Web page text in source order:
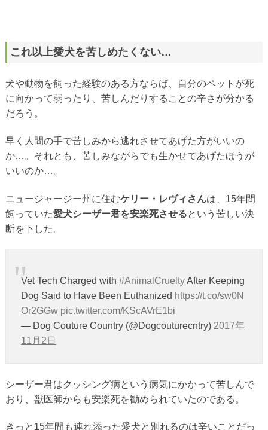
これ以上愛犬を苦しめたくない…
犬や動物を飼った経験のある方ならば、自分のペットが死
に向かって弱ったり、苦しんだりすることの辛さが分かる
だろう。
早く人間の手で苦しみから逃れさせてあげた方がいいの
か…。それとも、苦しみながらでも生かせてあげたほうが
いいのか…。
ニュージャージー州に住むケリー・レヴィさんは、15年間
飼っていた愛犬シーザー君を安楽死させるという苦しい決
断を下した。
Vet Tech Charged with #AnimalCrueltyAfter Keeping
Dog Said to Have Been Euthanized https://t.co/sw0N
Or2GGw pic.twitter.com/KScAVrE1bi
— Dog Couture Country (@Dogcouturecntry) 2017年
11月2日
シーザー君はクッシング病という病気にかかって苦しんで
おり、獣医師からも安楽死を勧められていたのである。
きっと15年間も連れ添った愛犬と別れるのは辛いことだっ